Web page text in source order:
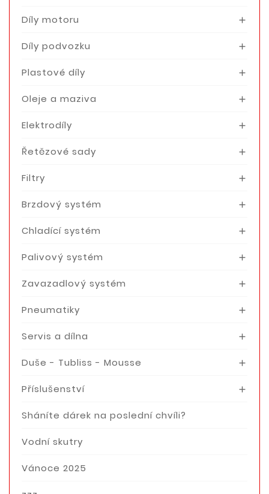
Díly motoru 
Díly podvozku 
Plastové díly 
Oleje a maziva 
Elektrodíly 
Řetězové sady 
Filtry 
Brzdový systém 
Chladící systém 
Palivový systém 
Zavazadlový systém 
Pneumatiky 
Servis a dílna 
Duše - Tubliss - Mousse 
Příslušenství 
Sháníte dárek na poslední chvíli?
Vodní skutry
Vánoce 2025